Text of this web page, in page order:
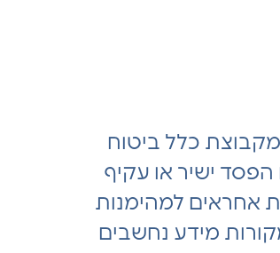
כלל ביטוח
הפסד ישיר או עקיף
אחראים למהימנות
מידע נחשבים